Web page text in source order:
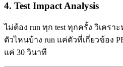
4. Test Impact Analysis
ไม่ต้อง run ทุก test ทุกครั้ง วิเครา
ตัวไหนบ้าง run แค่ตัวที่เกี่ยวข้อง
แค่ 30 วินาที